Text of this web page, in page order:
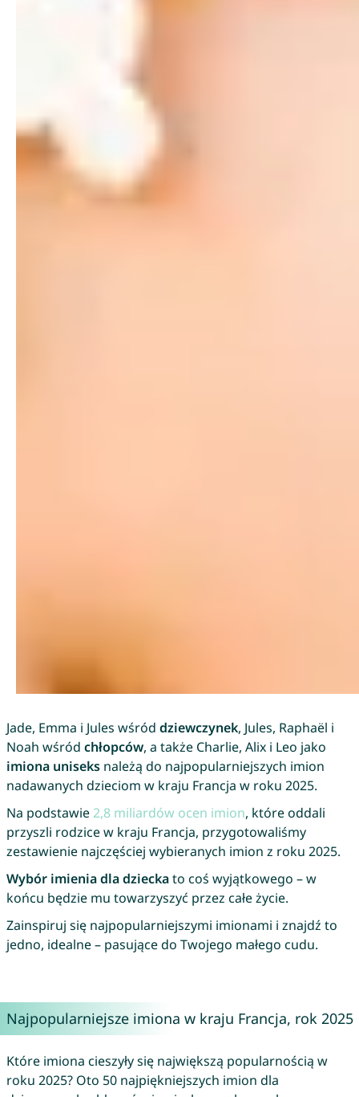
Jade, Emma i Jules wśród dziewczynek, Jules, Raphaël i
Noah wśród chłopców, a także Charlie, Alix i Leo jako
imiona uniseksnależą do najpopularniejszych imion
nadawanych dzieciom w kraju Francja w roku 2025.
Na podstawie2,8 miliardów ocen imion, które oddali
przyszli rodzice w kraju Francja, przygotowaliśmy
zestawienie najczęściej wybieranych imion z roku 2025.
Wybór imienia dla dzieckato coś wyjątkowego – w
końcu będzie mu towarzyszyć przez całe życie.
Zainspiruj się najpopularniejszymi imionami i znajdź to
jedno, idealne – pasujące do Twojego małego cudu.
Najpopularniejsze imiona w kraju Francja, rok 2025
Które imiona cieszyły się największą popularnością w
roku 2025? Oto 50 najpiękniejszych imion dla